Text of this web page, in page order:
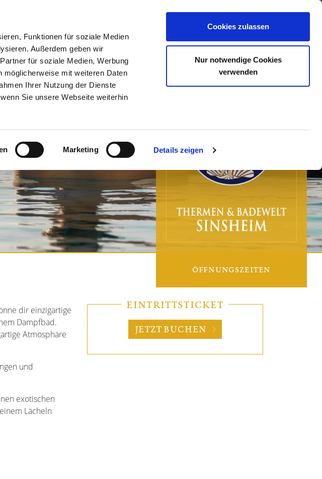
Funktionen für soziale Medien
Außerdem geben wir
für soziale Medien, Werbung
möglicherweise mit weiteren Daten
Ihrer Nutzung der Dienste
Sie unsere Webseite weiterhin
Marketing Details zeigen
Cookies zulassen
Nur notwendige Cookies
verwenden
0
ÖFFNUNGSZEITEN
dir einzigartige
Dampfbad.
Atmosphäre
und
exotischen
Lächeln
EINTRITTSTICKET
JETZT BUCHEN